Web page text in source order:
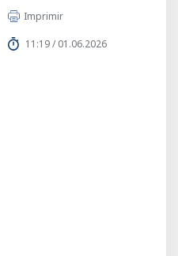
Imprimir
11:19 / 01.06.2026